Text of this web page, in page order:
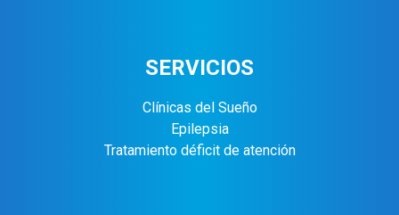
SERVICIOS
Clínicas del Sueño
Epilepsia
Tratamiento déficit de atención